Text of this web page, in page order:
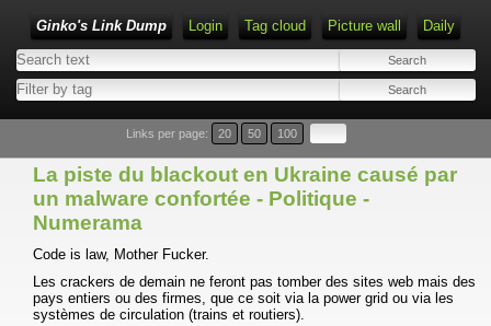
Ginko's Link Dump Login Tag cloud Picture wall Daily
Type 1 or more characters for results.
Links per page: 20 50 100
La piste du blackout en Ukraine causé par
un malware confortée - Politique -
Numerama
Code is law, Mother Fucker.
Les crackers de demain ne feront pas tomber des sites web mais des
pays entiers ou des firmes, que ce soit via la power grid ou via les
systèmes de circulation (trains et routiers).